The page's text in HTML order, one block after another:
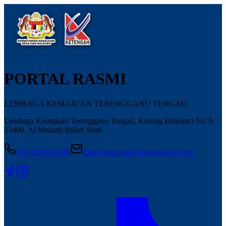
PORTAL RASMI
LEMBAGA KEMAJUAN TERENGGANU TENGAH
Lembaga Kemajuan Terengganu Tengah, Karung Berkunci No 3,
23400, Al Muktafi Billah Shah
Tel: 09-8231000| Emel: ketengah@ketengah.gov.my